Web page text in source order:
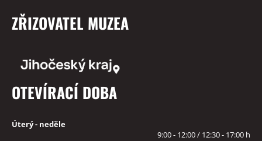
ZŘIZOVATEL MUZEA
OTEVÍRACÍ DOBA
Úterý - neděle
9:00 - 12:00 / 12:30 - 17:00 h